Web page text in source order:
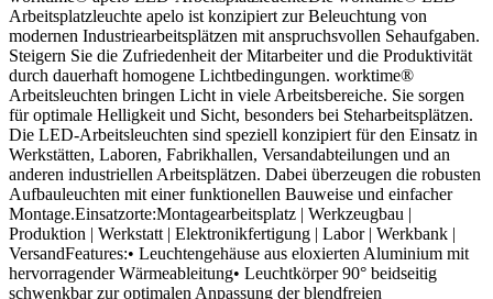
Arbeitsplatzleuchte apelo ist konzipiert zur Beleuchtung von
modernen Industriearbeitsplätzen mit anspruchsvollen Sehaufgaben.
Steigern Sie die Zufriedenheit der Mitarbeiter und die Produktivität
durch dauerhaft homogene Lichtbedingungen. worktime®
Arbeitsleuchten bringen Licht in viele Arbeitsbereiche. Sie sorgen
für optimale Helligkeit und Sicht, besonders bei Steharbeitsplätzen.
Die LED-Arbeitsleuchten sind speziell konzipiert für den Einsatz in
Werkstätten, Laboren, Fabrikhallen, Versandabteilungen und an
anderen industriellen Arbeitsplätzen. Dabei überzeugen die robusten
Aufbauleuchten mit einer funktionellen Bauweise und einfacher
Montage.Einsatzorte:Montagearbeitsplatz | Werkzeugbau |
Produktion | Werkstatt | Elektronikfertigung | Labor | Werkbank |
VersandFeatures:• Leuchtengehäuse aus eloxierten Aluminium mit
hervorragender Wärmeableitung• Leuchtkörper 90° beidseitig
schwenkbar zur optimalen Anpassung der blendfreien